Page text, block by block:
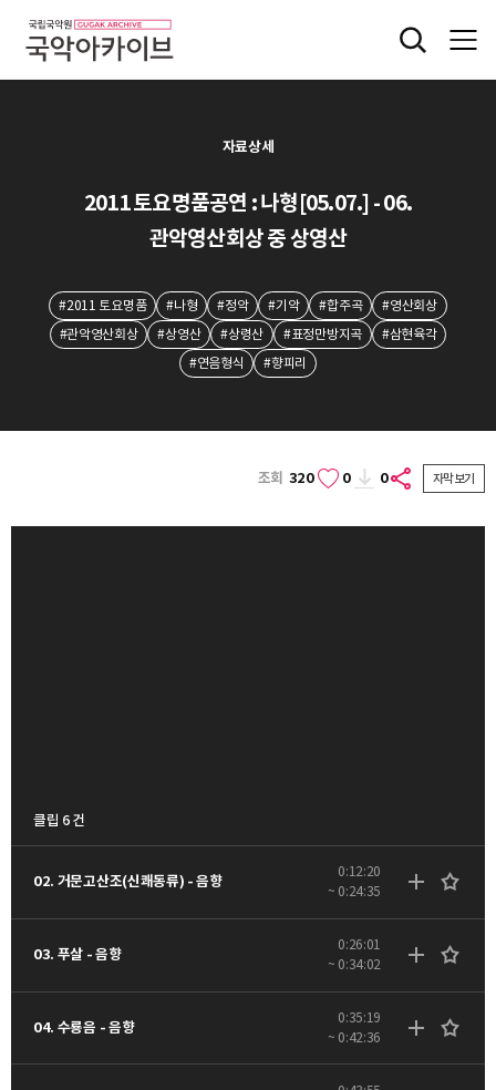
자료상세
2011 토요명품공연 : 나형[05.07.] - 06.
관악영산회상 중 상영산
#2011 토요명품 #나형 #정악 #기악 #합주곡
#영산회상
#관악영산회상
#상영산 #상령산 #표정만방지곡
#삼현육각
#연음형식
#향피리
조회 320 0 0 자막보기
클립 6 건
02. 거문고산조(신쾌동류) - 음향
0:12:20
~ 0:24:35
03. 푸살 - 음향
0:26:01
~ 0:34:02
04. 수룡음 - 음향
0:35:19
~ 0:42:36